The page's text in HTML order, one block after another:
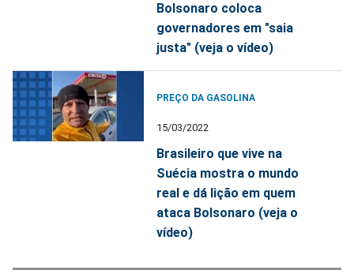
Bolsonaro coloca
governadores em "saia
justa" (veja o vídeo)
PREÇO DA GASOLINA
15/03/2022
Brasileiro que vive na
Suécia mostra o mundo
real e dá lição em quem
ataca Bolsonaro (veja o
vídeo)